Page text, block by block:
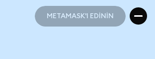
METAMASK'I EDİNİN